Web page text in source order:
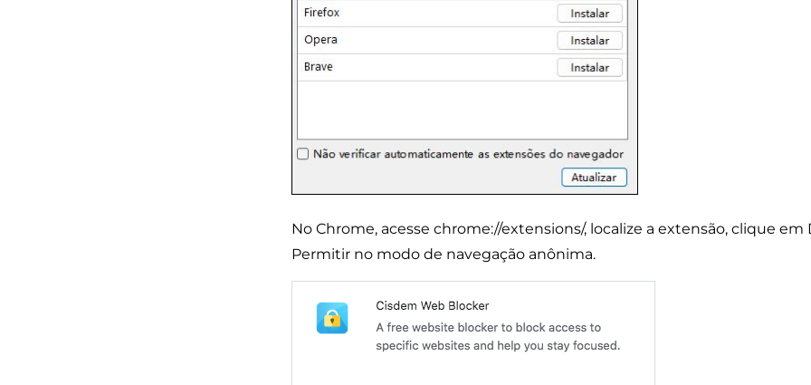
No Chrome, acesse chrome://extensions/, localize a extensão, clique em
Permitir no modo de navegação anônima.